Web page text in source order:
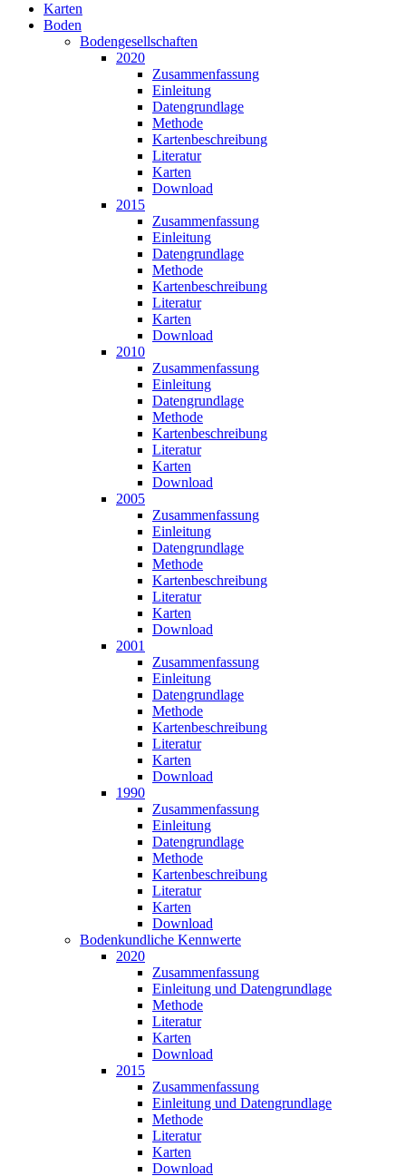
Karten
Boden
Bodengesell­schaften
2020
Zusammen­fassung
Einleitung
Datengrundlage
Methode
Karten­beschreibung
Literatur
Karten
Download
2015
Zusammen­fassung
Einleitung
Datengrundlage
Methode
Karten­beschreibung
Literatur
Karten
Download
2010
Zusammen­fassung
Einleitung
Datengrundlage
Methode
Karten­beschreibung
Literatur
Karten
Download
2005
Zusammen­fassung
Einleitung
Datengrundlage
Methode
Karten­beschreibung
Literatur
Karten
Download
2001
Zusammen­fassung
Einleitung
Datengrundlage
Methode
Karten­beschreibung
Literatur
Karten
Download
1990
Zusammen­fassung
Einleitung
Datengrundlage
Methode
Karten­beschreibung
Literatur
Karten
Download
Bodenkundliche Kennwerte
2020
Zusammen­fassung
Einleitung und Datengrundlage
Methode
Literatur
Karten
Download
2015
Zusammen­fassung
Einleitung und Datengrundlage
Methode
Literatur
Karten
Download